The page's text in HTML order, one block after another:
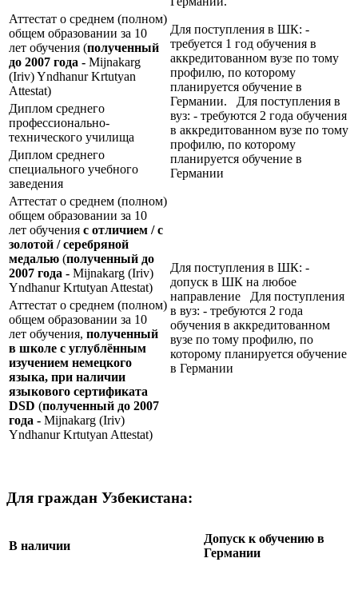
Аттестат о среднем (полном)
общем образовании за 10
лет обучения (полученный
до 2007 года - Mijnakarg
(Iriv) Yndhanur Krtutyan
Attestat)
Для поступления в ШК: -
требуется 1 год обучения в
аккредитованном вузе по тому
профилю, по которому
планируется обучение в
Германии. Для поступления в
вуз: - требуются 2 года обучения
в аккредитованном вузе по тому
профилю, по которому
планируется обучение в
Германии
Диплом среднего
профессионально-
технического училища
Диплом среднего
специального учебного
заведения
Аттестат о среднем (полном)
общем образовании за 10
лет обучения с отличием / с
золотой / серебряной
медалью (полученный до
2007 года - Mijnakarg (Iriv)
Yndhanur Krtutyan Attestat)
Для поступления в ШК: -
допуск в ШК на любое
направление Для поступления
в вуз: - требуются 2 года
обучения в аккредитованном
вузе по тому профилю, по
которому планируется обучение
в Германии
Аттестат о среднем (полном)
общем образовании за 10
лет обучения, полученный
в школе с углублённым
изучением немецкого
языка, при наличии
языкового сертификата
DSD (полученный до 2007
года - Mijnakarg (Iriv)
Yndhanur Krtutyan Attestat)
Для граждан Узбекистана:
В наличии
Допуск к обучению в
Германии